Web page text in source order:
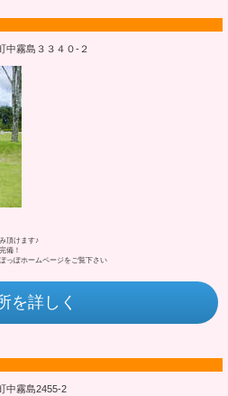
中霧島３３４０‐２
頂けます♪
備！
っぽホームページをご覧下さい
を詳しく
中霧島2455-2